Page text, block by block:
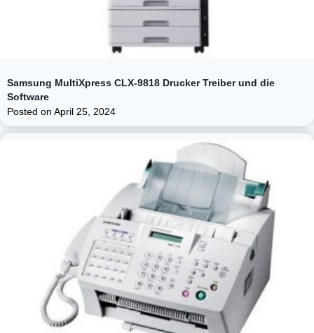
Samsung MultiXpress CLX-9818 Drucker Treiber und die
Software
Posted on April 25, 2024